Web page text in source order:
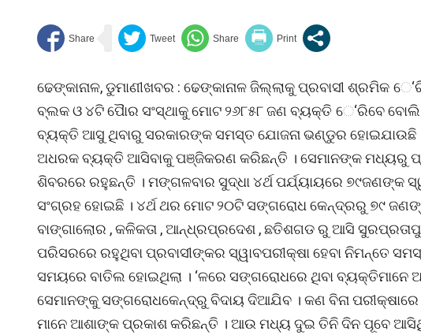
ଢେଙ୍କାନାଳ, ଡୁମାଣୀଖବର : ଢେଙ୍କାନାଳ ଜିଲ୍ଲାକୁ ପ୍ରବାସୀ ଶ୍ରମିକ
ବ୍ଲକ ଓ ୪ଟି ପୈାର ସଂସ୍ଥାକୁ ମୋଟ ୨୬୮୫୮ ଜଣ ବ୍ୟକ୍ତି େ‘ରିବେ
ବ୍ୟକ୍ତି ଆସୁ ଥିବାରୁ ସରକାରଙ୍କ ସମସ୍ତ ଯୋଜନା ଭଣ୍ଡୁର
ଅଧରକ ବ୍ୟକ୍ତି ଆସିବାକୁ ପଞ୍ଜିକରଣ କରିଛନ୍ତି । ସେମାନଙ୍କ ମଧ୍ୟରୁ
ଶିବରରେ ରହୁଛନ୍ତି । ମଙ୍ଗଳବାର ସୁଦ୍ଧା ୪ର୍ଥ ପର୍ଯ୍ୟାୟରେ ୭୯ଜଣଙ୍କ
ସଂଗ୍ରହ ହୋଇଛି । ୪ର୍ଥ ଥର ମୋଟ ୨୦ଟି ସଙ୍ଗରୋଧ କେନ୍ଦ୍ରରୁ ୭୯
ବାଙ୍ଗାଲୋର , କଳିକତା , ଆନ୍ଧ୍ରପ୍ରଦେଶ , ଛତିଶଗଡ ରୁ ଆସି
ପରିସରରେ ରହୁଥିବା ପ୍ରବାସୀଙ୍କର ସ୍ୱାବପରୀକ୍ଷା ହେବା ନିମନ୍ତେ
ସମୟରେ ବାତିଲ ହୋଇଥିଲା । ‘ଳରେ ସଙ୍ଗରୋଧରେ ଥିବା
ସେମାନଙ୍କୁ ସଙ୍ଗରୋଧକେନ୍ଦ୍ରୁ ବିଦାୟ ଦିଆଯିବ । କଣ ବିନା
ମାନେ ଆଶାଙ୍କ ପ୍ରକାଶ କରିଛନ୍ତି । ଆଉ ମଧ୍ୟ ଦୁଇ ତିନି ଦିନ ପୂବେ